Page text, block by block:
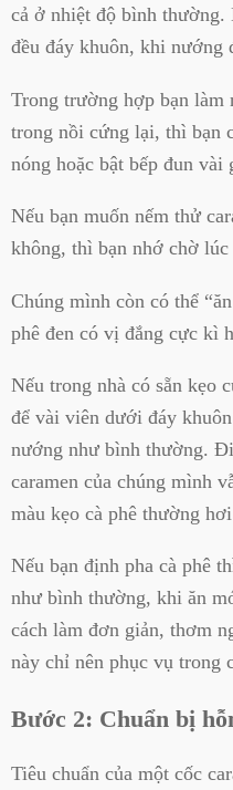
cả ở nhiệt độ bình thường.
đều đáy khuôn, khi nướng
Trong trường hợp bạn làm
trong nồi cứng lại, thì bạn
nóng hoặc bật bếp đun
Nếu bạn muốn nếm thử
không, thì bạn nhớ chờ lúc
Chúng mình còn có thể
phê đen có vị đắng cực kì
Nếu trong nhà có sẵn kẹo
để vài viên dưới đáy
nướng như bình thường.
caramen của chúng mình
màu kẹo cà phê thường
Nếu bạn định pha cà phê
như bình thường, khi ăn
cách làm đơn giản, thơm
này chỉ nên phục vụ trong
Bước 2: Chuẩn bị
Tiêu chuẩn của một cốc